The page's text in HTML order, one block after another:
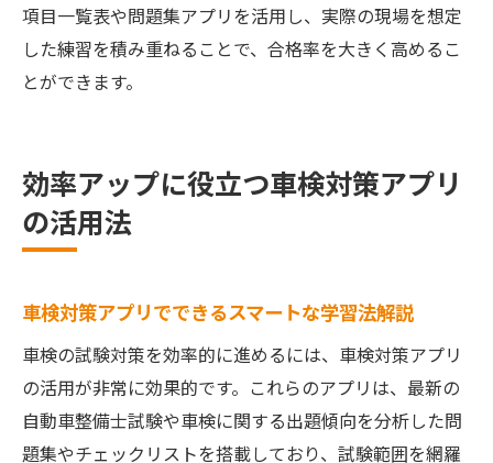
項目一覧表や問題集アプリを活用し、実際の現場を想定
した練習を積み重ねることで、合格率を大きく高めるこ
とができます。
効率アップに役立つ車検対策アプリ
の活用法
車検対策アプリでできるスマートな学習法解説
車検の試験対策を効率的に進めるには、車検対策アプリ
の活用が非常に効果的です。これらのアプリは、最新の
自動車整備士試験や車検に関する出題傾向を分析した問
題集やチェックリストを搭載しており、試験範囲を網羅